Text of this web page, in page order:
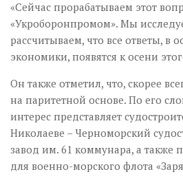
«Сейчас прорабатываем этот
«Укроборонпромом». Мы
рассчитываем, что все ответы, в
экономики, появятся к осени
Он также отметил, что, скорее
на паритетной основе. По его
интерес представляет
Николаеве – Черноморский
завод им. 61 коммунара, а также
для военно-морского флота